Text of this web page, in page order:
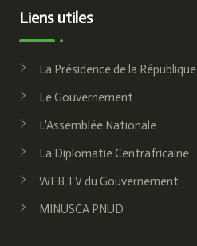
Liens utiles
La Présidence de la République
Le Gouvernement
L'Assemblée Nationale
La Diplomatie Centrafricaine
WEB TV du Gouvernement
MINUSCA PNUD